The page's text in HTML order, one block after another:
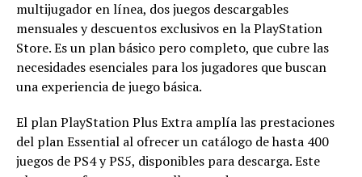
multijugador en línea, dos juegos descargables
mensuales y descuentos exclusivos en la PlayStation
Store. Es un plan básico pero completo, que cubre las
necesidades esenciales para los jugadores que buscan
una experiencia de juego básica.
El plan PlayStation Plus Extra amplía las prestaciones
del plan Essential al ofrecer un catálogo de hasta 400
juegos de PS4 y PS5, disponibles para descarga. Este